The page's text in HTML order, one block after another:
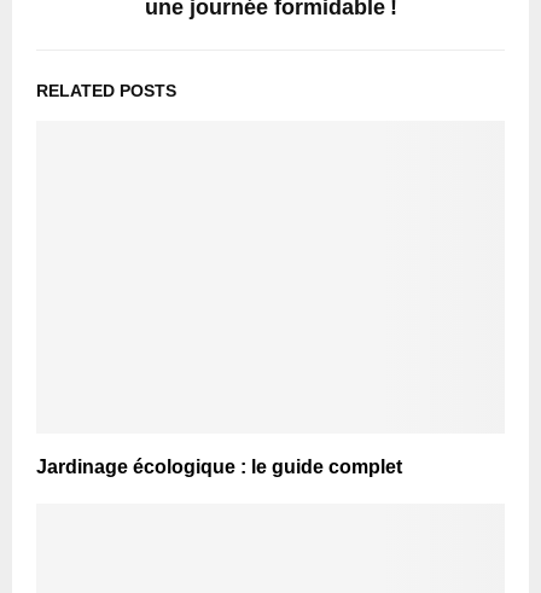
une journée formidable !
RELATED POSTS
Jardinage écologique : le guide complet